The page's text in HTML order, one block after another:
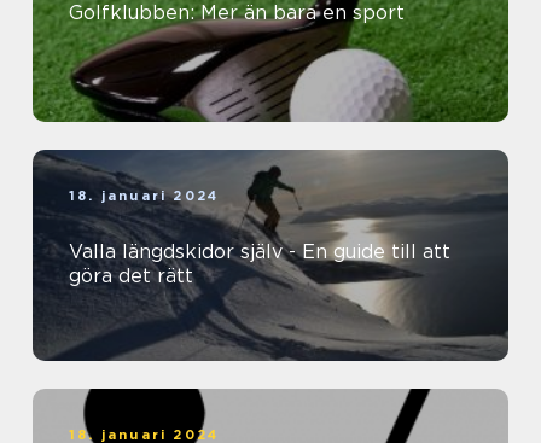
Golfklubben: Mer än bara en sport
18. januari 2024
Valla längdskidor själv - En guide till att
göra det rätt
18. januari 2024